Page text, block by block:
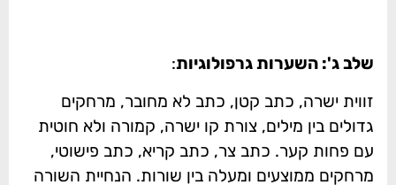
שלב ג': השערות גרפולוגיות:
זווית ישרה, כתב קטן, כתב לא מחובר, מרחקים
גדולים בין מילים, צורת קו ישרה, קמורה ולא חוטית
עם פחות קער. כתב צר, כתב קריא, כתב פישוטי,
מרחקים ממוצעים ומעלה בין שורות. הנחיית השורה